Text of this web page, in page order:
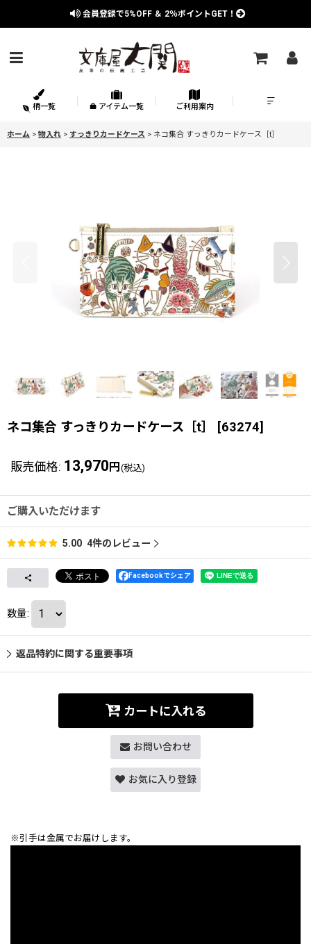
会員登録で5%OFF ＆ 2％ポイントGET！
柄一覧 アイテム一覧 ご利用案内
ホーム > 物入れ > すっきりカードケース > ネコ集合 すっきりカードケース［t］
ネコ集合 すっきりカードケース［t］ [63274]
販売価格: 13,970 円 (税込)
ご購入いただけます
5.00 4件のレビュー
Facebookでシェア
数量:
返品特約に関する重要事項
カートに入れる
お問い合わせ
お気に入り登録
※引手は金属でお届けします。